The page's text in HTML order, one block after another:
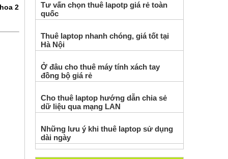
2
Tư vấn chọn thuê lapotp giá rẻ toàn
quốc
Thuê laptop nhanh chóng, giá tốt tại
Hà Nội
Ở đâu cho thuê máy tính xách tay
đồng bộ giá rẻ
Cho thuê laptop hướng dẫn chia sẻ
dữ liệu qua mạng LAN
Những lưu ý khi thuê laptop sử dụng
dài ngày